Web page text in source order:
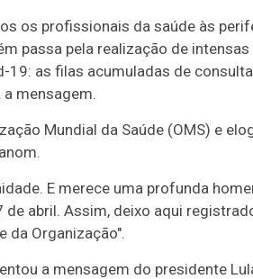
os profissionais da saúde às
passa pela realização de
as filas acumuladas de
mensagem.
Mundial da Saúde (OMS) e
E merece uma profunda
abril. Assim, deixo aqui
da Organização".
a mensagem do presidente